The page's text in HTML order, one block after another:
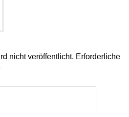
nicht veröffentlicht. Erforderliche